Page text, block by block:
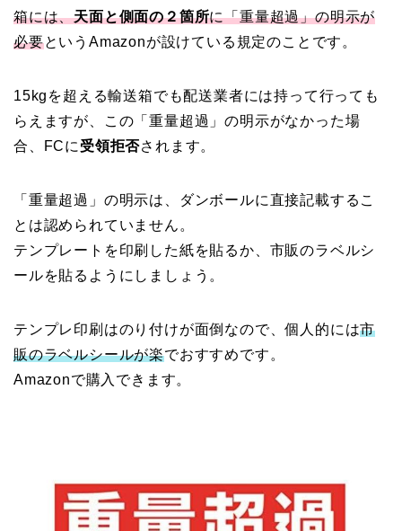
箱には、天面と側面の２箇所に「重量超過」の明示が
必要というAmazonが設けている規定のことです。
15kgを超える輸送箱でも配送業者には持って行っても
らえますが、この「重量超過」の明示がなかった場
合、FCに 受領拒否されます。
「重量超過」の明示は、ダンボールに直接記載するこ
とは認められていません。
テンプレートを印刷した紙を貼るか、市販のラベルシ
ールを貼るようにしましょう。
テンプレ印刷はのり付けが面倒なので、個人的には市
販のラベルシールが楽でおすすめです。
Amazonで購入できます。